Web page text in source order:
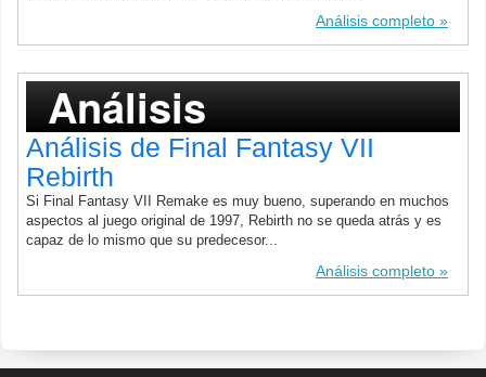
Análisis completo
Análisis
Análisis de Final Fantasy VII
Rebirth
Si Final Fantasy VII Remake es muy bueno, superando en muchos
aspectos al juego original de 1997, Rebirth no se queda atrás y es
capaz de lo mismo que su predecesor...
Análisis completo